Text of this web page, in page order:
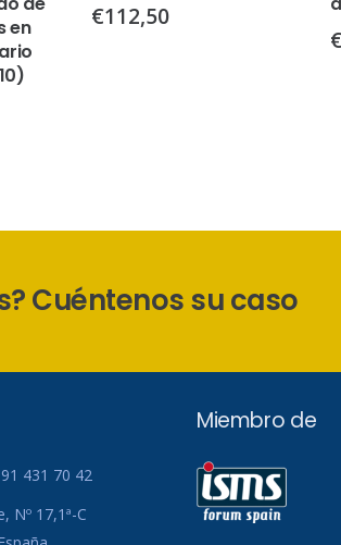
en
€112,50
Cuéntenos su caso
431 70 42
Nº 17,1ª-C
Miembro de